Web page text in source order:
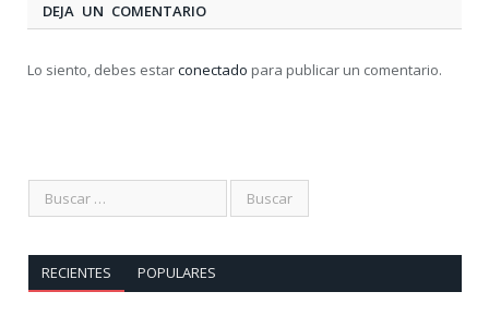
DEJA UN COMENTARIO
Lo siento, debes estarconectado para publicar un comentario.
RECIENTES POPULARES